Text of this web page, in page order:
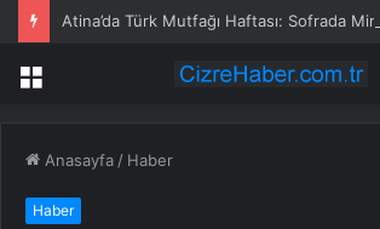
Atina’da Türk Mutfağı Haftası: Sofrada
Menü
Anasayfa / Haber
Haber